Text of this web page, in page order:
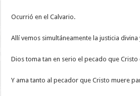
Ocurrió en el Calvario.
Allí vemos simultáneamente la justicia
Dios toma tan en serio el pecado que
Y ama tanto al pecador que Cristo muere